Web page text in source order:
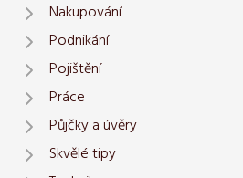
Nakupování
Podnikání
Pojištění
Práce
Půjčky a úvěry
Skvělé tipy